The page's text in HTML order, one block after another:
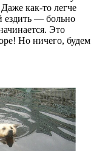
как-то легче
ездить — больно
Это
Но ничего, будем